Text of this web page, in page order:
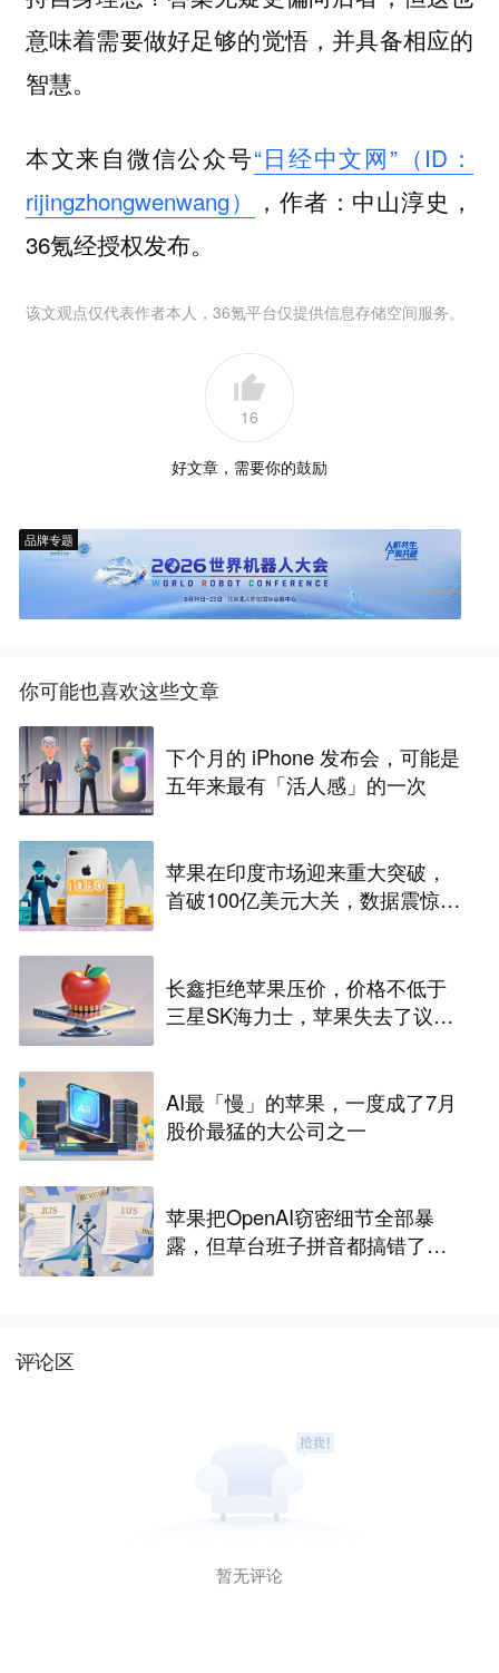
意味着需要做好足够的觉悟，并具备相应的
智慧。
本文来自微信公众号“日经中文网”（ID：
rijingzhongwenwang）
，作者：中山淳史，
36氪经授权发布。
该文观点仅代表作者本人，36氪平台仅提供信息存储空间服务。
16
好文章，需要你的鼓励
品牌专题
你可能也喜欢这些文章
下个月的 iPhone 发布会，可能是
五年来最有「活人感」的一次
苹果在印度市场迎来重大突破，
首破100亿美元大关，数据震惊世
长鑫拒绝苹果压价，价格不低于
三星SK海力士，苹果失去了议价
AI最「慢」的苹果，一度成了7月
股价最猛的大公司之一
苹果把OpenAI窃密细节全部暴
露，但草台班子拼音都搞错了…
评论区
暂无评论